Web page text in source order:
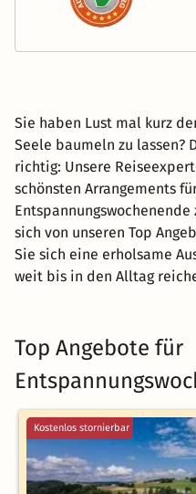
Sie haben Lust mal kurz
Seele baumeln zu lassen?
richtig: Unsere
schönsten Arrangements
sich von unseren Top
Sie sich eine erholsame
weit bis in den Alltag
Top Angebote für
Kostenlos stornierbar